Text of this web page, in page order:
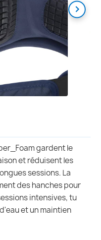
gardent le
et réduisent les
sessions. La
des hanches pour
intensives, tu
et un maintien